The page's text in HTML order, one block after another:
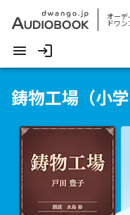
オーデ
ドワ
鋳物工場（小